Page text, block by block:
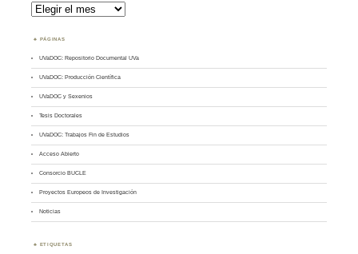
Archivos
PÁGINAS
UVaDOC: Repositorio Documental UVa
UVaDOC: Producción Científica
UVaDOC y Sexenios
Tesis Doctorales
UVaDOC: Trabajos Fin de Estudios
Acceso Abierto
Consorcio BUCLE
Proyectos Europeos de Investigación
Noticias
ETIQUETAS